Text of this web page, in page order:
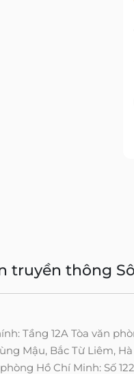
truyền thông
Tầng 12A Tòa văn
Mậu, Bắc Từ Liêm,
Hồ Chí Minh: Số